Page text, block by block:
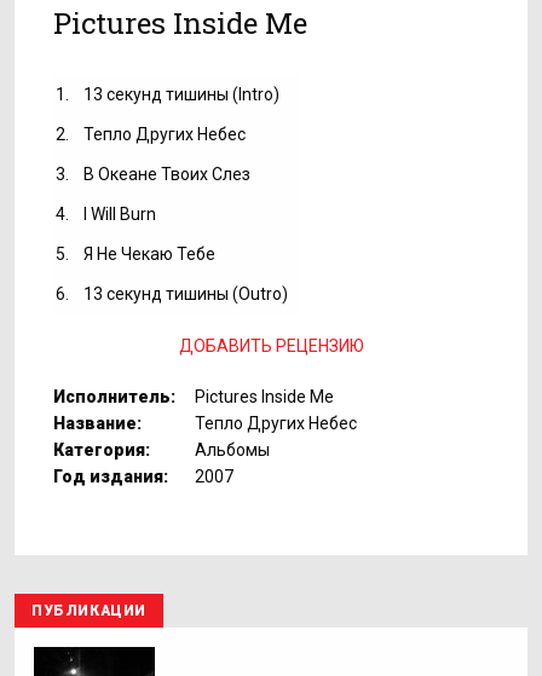
Pictures Inside Me
1. 13 секунд тишины (Intro)
2. Тепло Других Небес
3. В Океане Твоих Слез
4. I Will Burn
5. Я Не Чекаю Тебе
6. 13 секунд тишины (Outro)
ДОБАВИТЬ РЕЦЕНЗИЮ
Исполнитель:
Pictures Inside Me
Название:
Тепло Других Небес
Категория:
Альбомы
Год издания:
2007
ПУБЛИКАЦИИ